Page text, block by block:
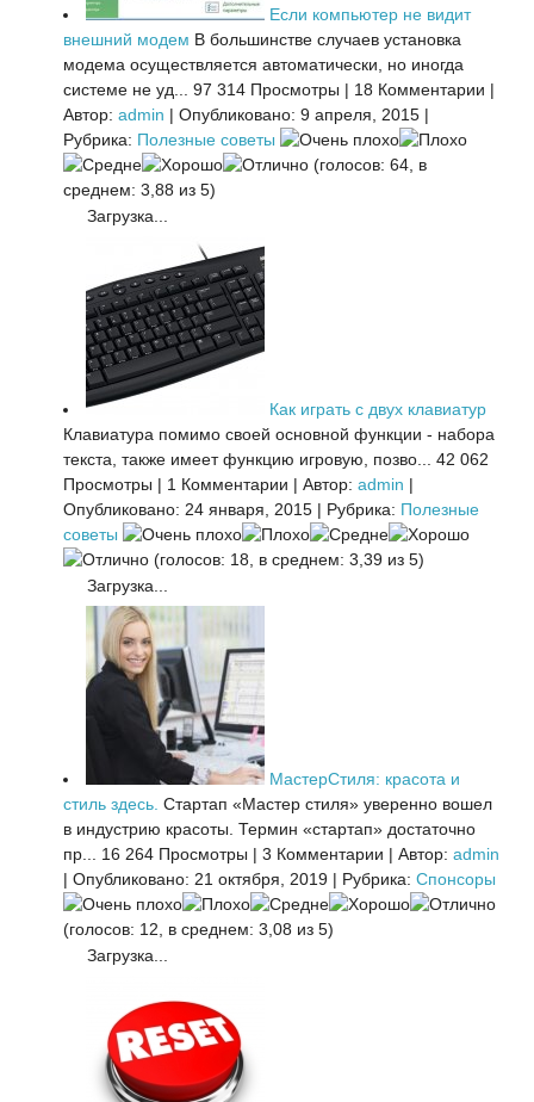
Если компьютер не видит
внешний модем В большинстве случаев установка
модема осуществляется автоматически, но иногда
системе не уд...
97 314 Просмотры | 18 Комментарии |
Автор: admin | Опубликовано: 9 апреля, 2015 |
Рубрика: Полезные советы
(голосов: 64, в
среднем: 3,88 из 5)
Загрузка...
Как играть с двух клавиатур
Клавиатура помимо своей основной функции - набора
текста, также имеет функцию игровую, позво...
42 062
Просмотры | 1 Комментарии | Автор: admin |
Опубликовано: 24 января, 2015 | Рубрика: Полезные
советы
(голосов: 18, в среднем: 3,39 из 5)
Загрузка...
МастерСтиля: красота и
стиль здесь. Стартап «Мастер стиля» уверенно вошел
в индустрию красоты. Термин «стартап» достаточно
пр...
16 264 Просмотры | 3 Комментарии | Автор: admin
| Опубликовано: 21 октября, 2019 | Рубрика: Спонсоры
(голосов: 12, в среднем: 3,08 из 5)
Загрузка...